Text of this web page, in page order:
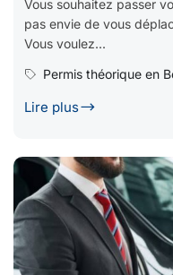
Vous souhaitez passer
pas envie de vous
Vous voulez...
Permis théorique en
Lire plus